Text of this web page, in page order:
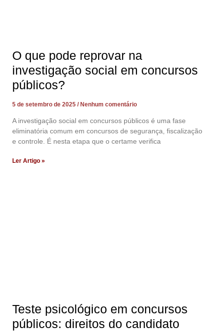
O que pode reprovar na
investigação social em concursos
públicos?
5 de setembro de 2025 Nenhum comentário
A investigação social em concursos públicos é uma fase
eliminatória comum em concursos de segurança, fiscalização
e controle. É nesta etapa que o certame verifica
Ler Artigo »
Teste psicológico em concursos
públicos: direitos do candidato